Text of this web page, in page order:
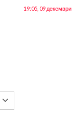
19:05, 09 декември